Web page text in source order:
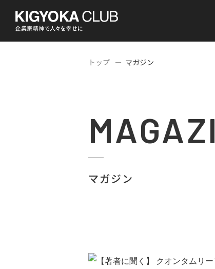
トップ マガジン
マガジン